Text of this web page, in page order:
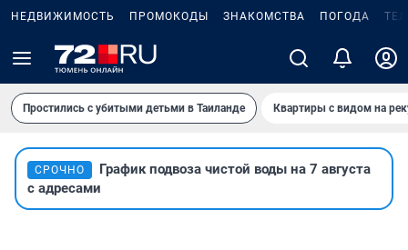
НЕДВИЖИМОСТЬ ПРОМОКОДЫ ЗНАКОМСТВА ПОГОДА
Простились с убитыми детьми в Таиланде Квартиры с видом на
СРОЧНО
График подвоза чистой воды на 7 августа
с адресами